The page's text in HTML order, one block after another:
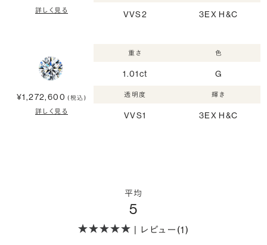
詳しく見る VVS2 3EX H&C
¥1,272,600 (税込)
詳しく見る
重さ
1.01ct
色
G
透明度
VVS1
輝き
3EX H&C
平均
5
| レビュー(1)